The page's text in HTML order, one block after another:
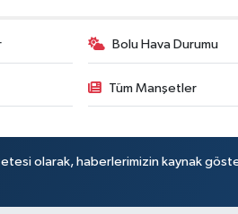
Bolu Hava Durumu
Tüm Manşetler
olarak, haberlerimizin kaynak